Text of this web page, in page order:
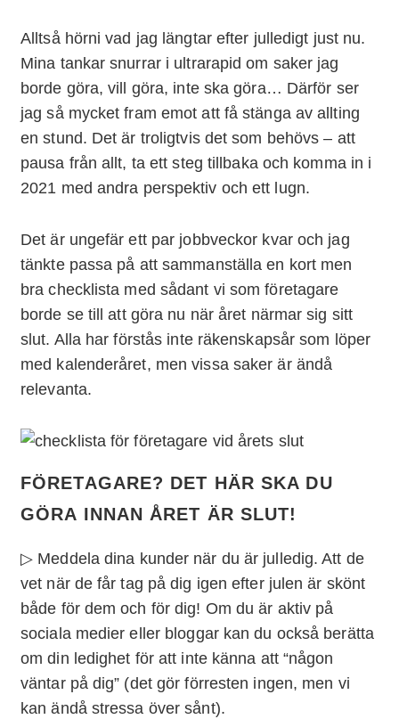
Alltså hörni vad jag längtar efter julledigt just nu.
Mina tankar snurrar i ultrarapid om saker jag
borde göra, vill göra, inte ska göra… Därför ser
jag så mycket fram emot att få stänga av allting
en stund. Det är troligtvis det som behövs – att
pausa från allt, ta ett steg tillbaka och komma in i
2021 med andra perspektiv och ett lugn.
Det är ungefär ett par jobbveckor kvar och jag
tänkte passa på att sammanställa en kort men
bra checklista med sådant vi som företagare
borde se till att göra nu när året närmar sig sitt
slut. Alla har förstås inte räkenskapsår som löper
med kalenderåret, men vissa saker är ändå
relevanta.
FÖRETAGARE? DET HÄR SKA DU
GÖRA INNAN ÅRET ÄR SLUT!
▷ Meddela dina kunder när du är julledig. Att de
vet när de får tag på dig igen efter julen är skönt
både för dem och för dig! Om du är aktiv på
sociala medier eller bloggar kan du också berätta
om din ledighet för att inte känna att “någon
väntar på dig” (det gör förresten ingen, men vi
kan ändå stressa över sånt).